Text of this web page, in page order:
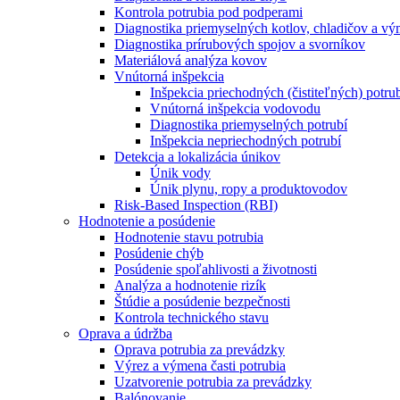
Kontrola potrubia pod podperami
Diagnostika priemyselných kotlov, chladičov a
Diagnostika prírubových spojov a svorníkov
Materiálová analýza kovov
Vnútorná inšpekcia
Inšpekcia priechodných (čistiteľných)
Vnútorná inšpekcia vodovodu
Diagnostika priemyselných potrubí
Inšpekcia nepriechodných potrubí
Detekcia a lokalizácia únikov
Únik vody
Únik plynu, ropy a produktovodov
Risk-Based Inspection (RBI)
Hodnotenie a posúdenie
Hodnotenie stavu potrubia
Posúdenie chýb
Posúdenie spoľahlivosti a životnosti
Analýza a hodnotenie rizík
Štúdie a posúdenie bezpečnosti
Kontrola technického stavu
Oprava a údržba
Oprava potrubia za prevádzky
Výrez a výmena časti potrubia
Uzatvorenie potrubia za prevádzky